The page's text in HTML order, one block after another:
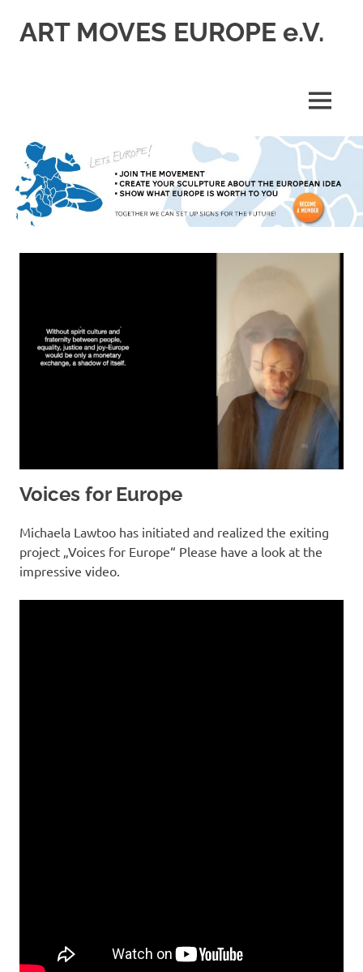
InhaltART MOVES EUROPE e.V.
MENÜ
Voices for Europe
Michaela Lawtoo has initiated and realized the exiting
project „Voices for Europe“ Please have a look at the
impressive video.